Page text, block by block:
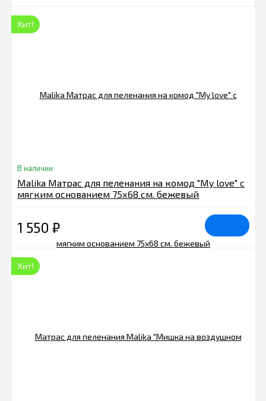
Хит!
В наличии
Malika Матрас для пеленания на комод "My love" с
мягким основанием 75х68 см. бежевый
1 550 ₽
Хит!